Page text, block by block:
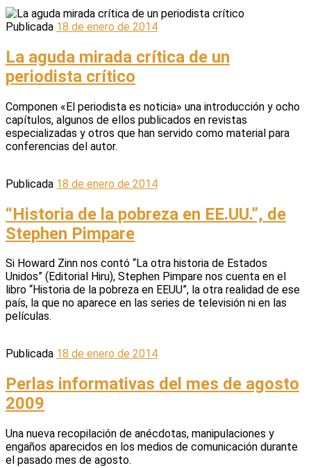
Publicada 18 de enero de 2014
La aguda mirada crítica de un
periodista crítico
Componen «El periodista es noticia» una introducción y ocho
capítulos, algunos de ellos publicados en revistas
especializadas y otros que han servido como material para
conferencias del autor.
Publicada 18 de enero de 2014
“Historia de la pobreza en EE.UU.”, de
Stephen Pimpare
Si Howard Zinn nos contó “La otra historia de Estados
Unidos” (Editorial Hiru), Stephen Pimpare nos cuenta en el
libro “Historia de la pobreza en EEUU”, la otra realidad de ese
país, la que no aparece en las series de televisión ni en las
películas.
Publicada 18 de enero de 2014
Perlas informativas del mes de agosto
2009
Una nueva recopilación de anécdotas, manipulaciones y
engaños aparecidos en los medios de comunicación durante
el pasado mes de agosto.